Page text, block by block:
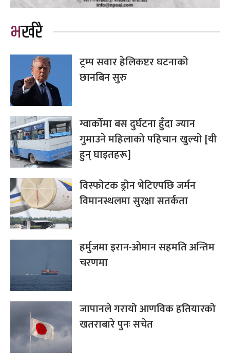
भर्खरै
ट्रम्प सवार हेलिकप्टर घटनाको
छानबिन सुरु
ग्वार्कोमा बस दुर्घटना हुँदा ज्यान
गुमाउने महिलाको पहिचान खुल्यो [यी
हुन् घाइतहरू]
विस्फोटक ड्रोन भेटिएपछि जर्मन
विमानस्थलमा सुरक्षा सतर्कता
हर्मुजमा इरान-ओमान सहमति अन्तिम
चरणमा
जापानले गरायो आणविक हतियारको
खतराबारे पुनः सचेत